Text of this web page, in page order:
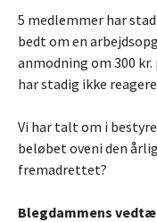
5 medlemmer har
bedt om en
anmodning om 300
har stadig ikke
Vi har talt om i
beløbet oveni den
fremadrettet?
Blegdammens